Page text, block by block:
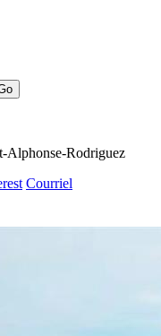
Alphonse-Rodriguez
Courriel